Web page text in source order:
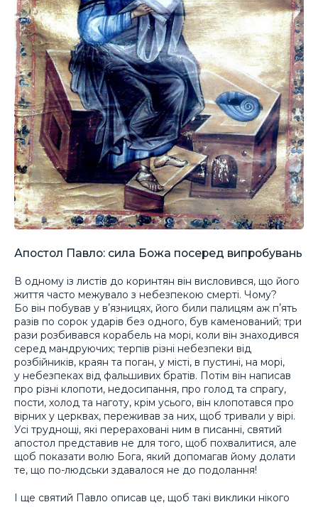
Апостол Павло: сила Божа посеред випробувань
В одному із листів до коринтян він висловився, що його
життя часто межувало з небезпекою смерті. Чому?
Бо він побував у вʼязницях, його били палицям аж пʼять
разів по сорок ударів без одного, був каменований; три
рази розбивався корабель на морі, коли він знаходився
серед мандруючих; терпів різні небезпеки від
розбійників, краян та поган, у місті, в пустині, на морі,
у небезпеках від фальшивих братів. Потім він написав
про різні клопоти, недосипання, про голод та спрагу,
пости, холод та наготу, крім усього, він клопотався про
вірних у церквах, переживав за них, щоб тривали у вірі.
Усі труднощі, які перераховані ним в писанні, святий
апостол представив не для того, щоб похвалитися, але
щоб показати волю Бога, який допомагав йому долати
те, що по-людськи здавалося не до подолання!
І ще святий Павло описав це, щоб такі виклики нікого